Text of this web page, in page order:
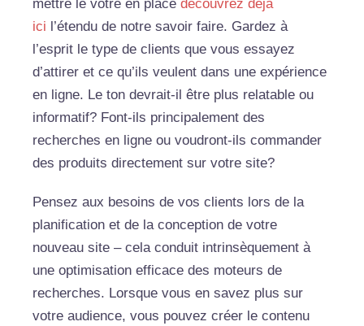
mettre le votre en place découvrez déjà
ici l’étendu de notre savoir faire. Gardez à
l’esprit le type de clients que vous essayez
d’attirer et ce qu’ils veulent dans une expérience
en ligne. Le ton devrait-il être plus relatable ou
informatif? Font-ils principalement des
recherches en ligne ou voudront-ils commander
des produits directement sur votre site?
Pensez aux besoins de vos clients lors de la
planification et de la conception de votre
nouveau site – cela conduit intrinsèquement à
une optimisation efficace des moteurs de
recherches. Lorsque vous en savez plus sur
votre audience, vous pouvez créer le contenu